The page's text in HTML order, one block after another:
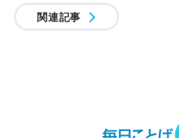
関連記事